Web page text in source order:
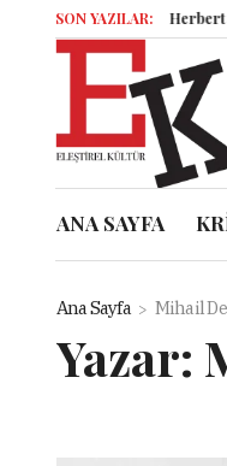
SON YAZILAR:Herbert
ANA SAYFA
Ana Sayfa Mihail
Yazar: